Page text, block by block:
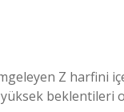
Z harfini
beklentileri